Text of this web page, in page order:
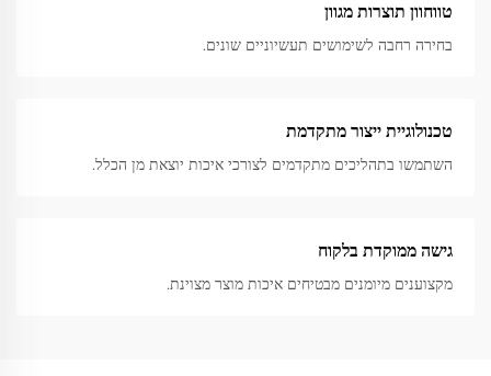
טווחוון תוצרות מגוון
בחירה רחבה לשימושים תעשיוניים שונים.
טכנולוגיית ייצור מתקדמת
השתמשו בתהליכים מתקדמים לצורכי איכות יוצאת מן הכלל.
גישה ממוקדת בלקוח
מקצוענים מיומנים מבטיחים איכות מוצר מצוינת.